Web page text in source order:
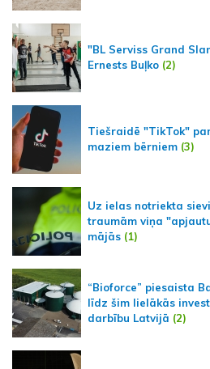
"BL Serviss Grand
Ernests Buļko (2)
Tiešraidē "TikTok"
maziem bērniem (3)
Uz ielas notriekta
traumām viņa
mājās (1)
“Bioforce” piesaista
līdz šim lielākās
darbību Latvijā (2)